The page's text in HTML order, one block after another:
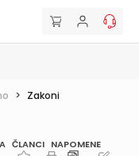
> Zakoni
ČLANCI NAPOMENE